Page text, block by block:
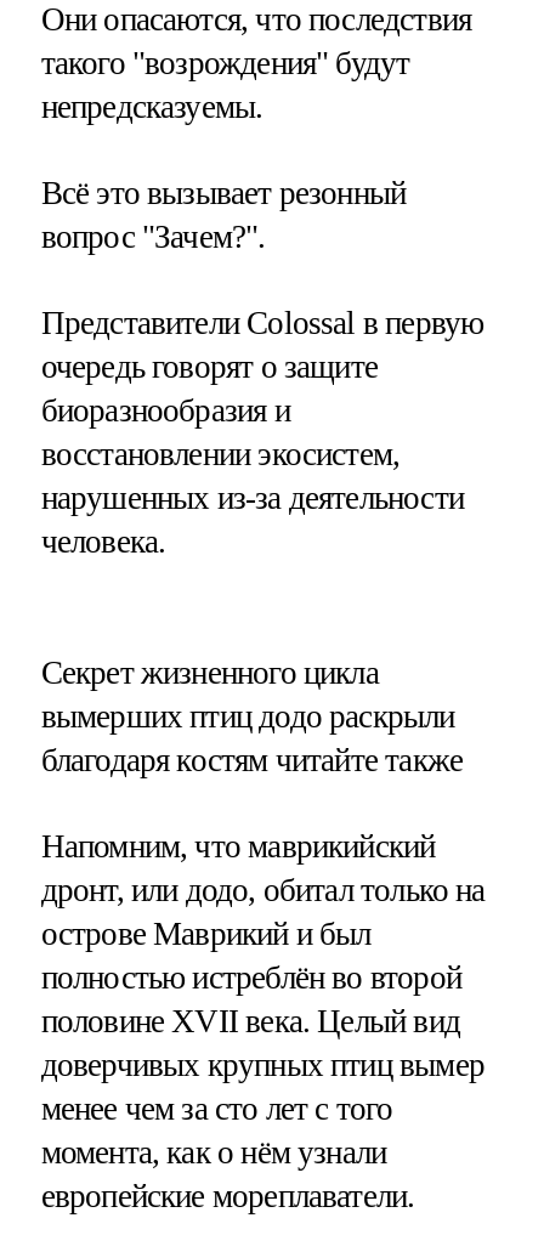
Они опасаются, что последствия
такого "возрождения" будут
непредсказуемы.
Всё это вызывает резонный
вопрос "Зачем?".
Представители Colossal в первую
очередь говорят о защите
биоразнообразия и
восстановлении экосистем,
нарушенных из-за деятельности
человека.
​Секрет жизненного цикла
вымерших птиц додо раскрыли
благодаря костям читайте также
Напомним, что маврикийский
дронт, или додо, обитал только на
острове Маврикий и был
полностью истреблён во второй
половине XVII века. Целый вид
доверчивых крупных птиц вымер
менее чем за сто лет с того
момента, как о нём узнали
европейские мореплаватели.